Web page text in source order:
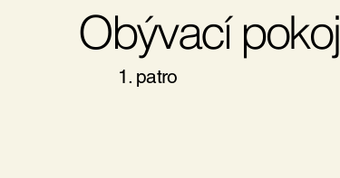
Obývací pokoj
1. patro